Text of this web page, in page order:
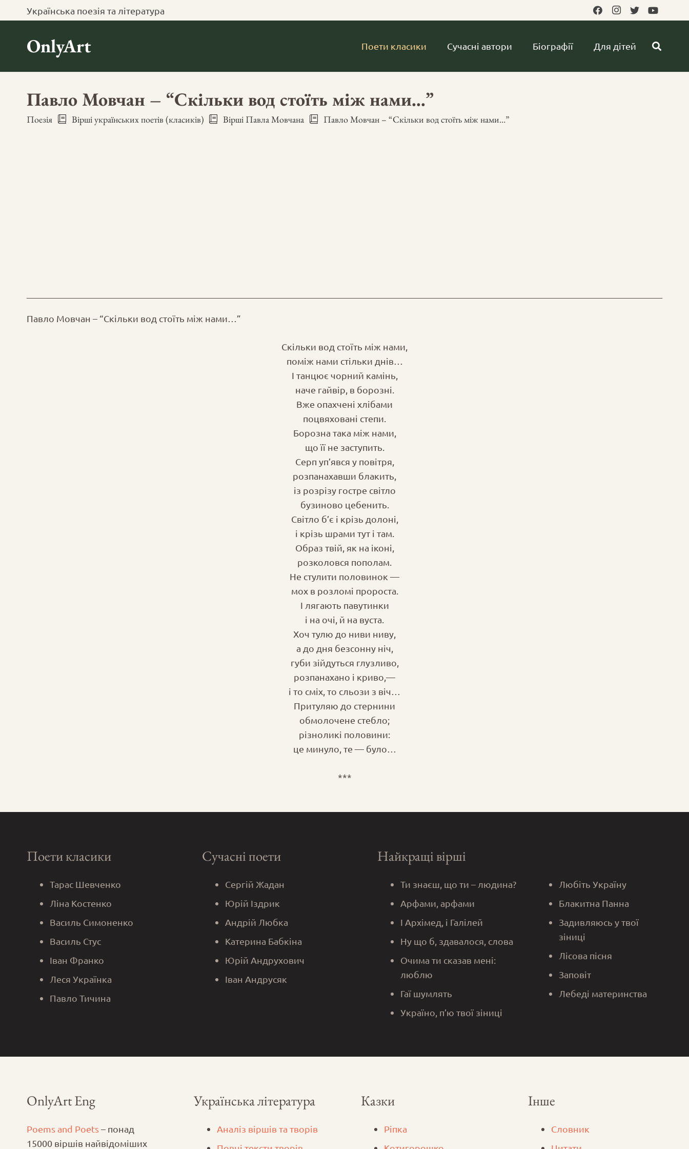
Українська поезія та література
OnlyArt Поети класики Сучасні автори Біографії Для дітей
Павло Мовчан – “Скільки вод стоїть між нами…”
Поезія Вірші українських поетів (класиків) Вірші Павла Мовчана Павло Мовчан – “Скільки вод стоїть між нами…”
Павло Мовчан – “Скільки вод стоїть між нами…”
Скільки вод стоїть між нами,
поміж нами стільки днів…
І танцює чорний камінь,
наче гайвір, в борозні.
Вже опахчені хлібами
поцвяховані степи.
Борозна така між нами,
що її не заступить.
Серп уп’явся у повітря,
розпанахавши блакить,
із розрізу гостре світло
бузиново цебенить.
Світло б’є і крізь долоні,
і крізь шрами тут і там.
Образ твій, як на іконі,
розколовся пополам.
Не стулити половинок —
мох в розломі пророста.
І лягають павутинки
і на очі, й на вуста.
Хоч тулю до ниви ниву,
а до дня безсонну ніч,
губи зійдуться глузливо,
розпанахано і криво,—
і то сміх, то сльози з віч…
Притуляю до стернини
обмолочене стебло;
різноликі половини:
це минуло, те — було…
***
Поети класики
Тарас Шевченко
Ліна Костенко
Василь Симоненко
Василь Стус
Іван Франко
Леся Українка
Павло Тичина
Сучасні поети
Сергій Жадан
Юрій Іздрик
Андрій Любка
Катерина Бабкіна
Юрій Андрухович
Іван Андрусяк
Найкращі вірші
Ти знаєш, що ти – людина?
Арфами, арфами
І Архімед, і Галілей
Ну що б, здавалося, слова
Очима ти сказав мені:
люблю
Гаї шумлять
Україно, п’ю твої зіниці
Любіть Україну
Блакитна Панна
Задивляюсь у твої
зіниці
Лісова пісня
Заповіт
Лебеді материнства
OnlyArt Eng
Poems and Poets– понад
15000 віршів найвідоміших
Українська література
Аналіз віршів та творів
Казки
Ріпка
Інше
Словник